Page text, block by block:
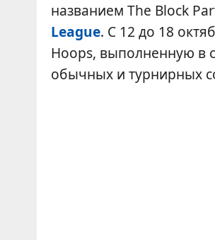
названием The Block
League. С 12 до 18
Hoops, выполненную в
обычных и турнирных